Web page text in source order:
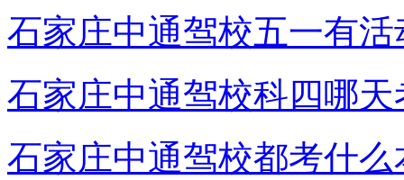
石家庄中通驾校五一有活
石家庄中通驾校科四哪天
石家庄中通驾校都考什么